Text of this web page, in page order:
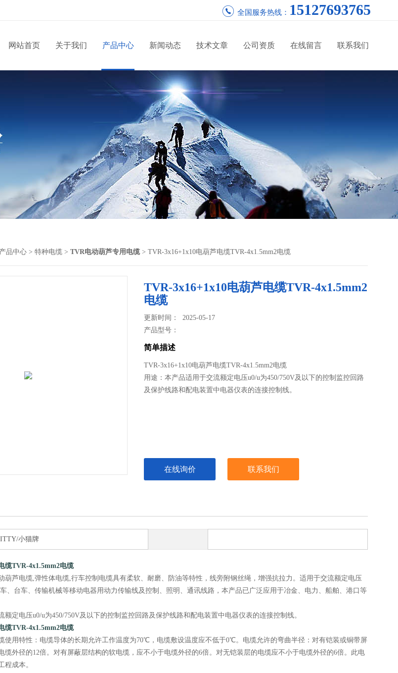
全国服务热线： 15127693765
网站首页 关于我们 产品中心 新闻动态 技术文章 公司资质 在线留言 联系我们
产品中心 > 特种电缆 > TVR电动葫芦专用电缆> TVR-3x16+1x10电葫芦电缆TVR-4x1.5mm2电缆
TVR-3x16+1x10电葫芦电缆TVR-4x1.5mm2
电缆
更新时间： 2025-05-17
产品型号：
简单描述
TVR-3x16+1x10电葫芦电缆TVR-4x1.5mm2电缆
用途：本产品适用于交流额定电压u0/u为450/750V及以下的控制监控回路
及保护线路和配电装置中电器仪表的连接控制线。
在线询价 联系我们
小猫牌
缆TVR-4x1.5mm2电缆
葫芦电缆,弹性体电缆,行车控制电缆具有柔软、耐磨、防油等特性，线旁附钢丝绳，增强抗拉力。适用于交流额定电压
、台车、传输机械等移动电器用动力传输线及控制、照明、通讯线路，本产品已广泛应用于冶金、电力、船舶、港口等
额定电压u0/u为450/750V及以下的控制监控回路及保护线路和配电装置中电器仪表的连接控制线。
缆TVR-4x1.5mm2电缆
使用特性：电缆导体的长期允许工作温度为70℃，电缆敷设温度应不低于0℃。电缆允许的弯曲半径：对有铠装或铜带屏
缆外径的12倍。对有屏蔽层结构的软电缆，应不小于电缆外径的6倍。对无铠装层的电缆应不小于电缆外径的6倍。此电
程成本。